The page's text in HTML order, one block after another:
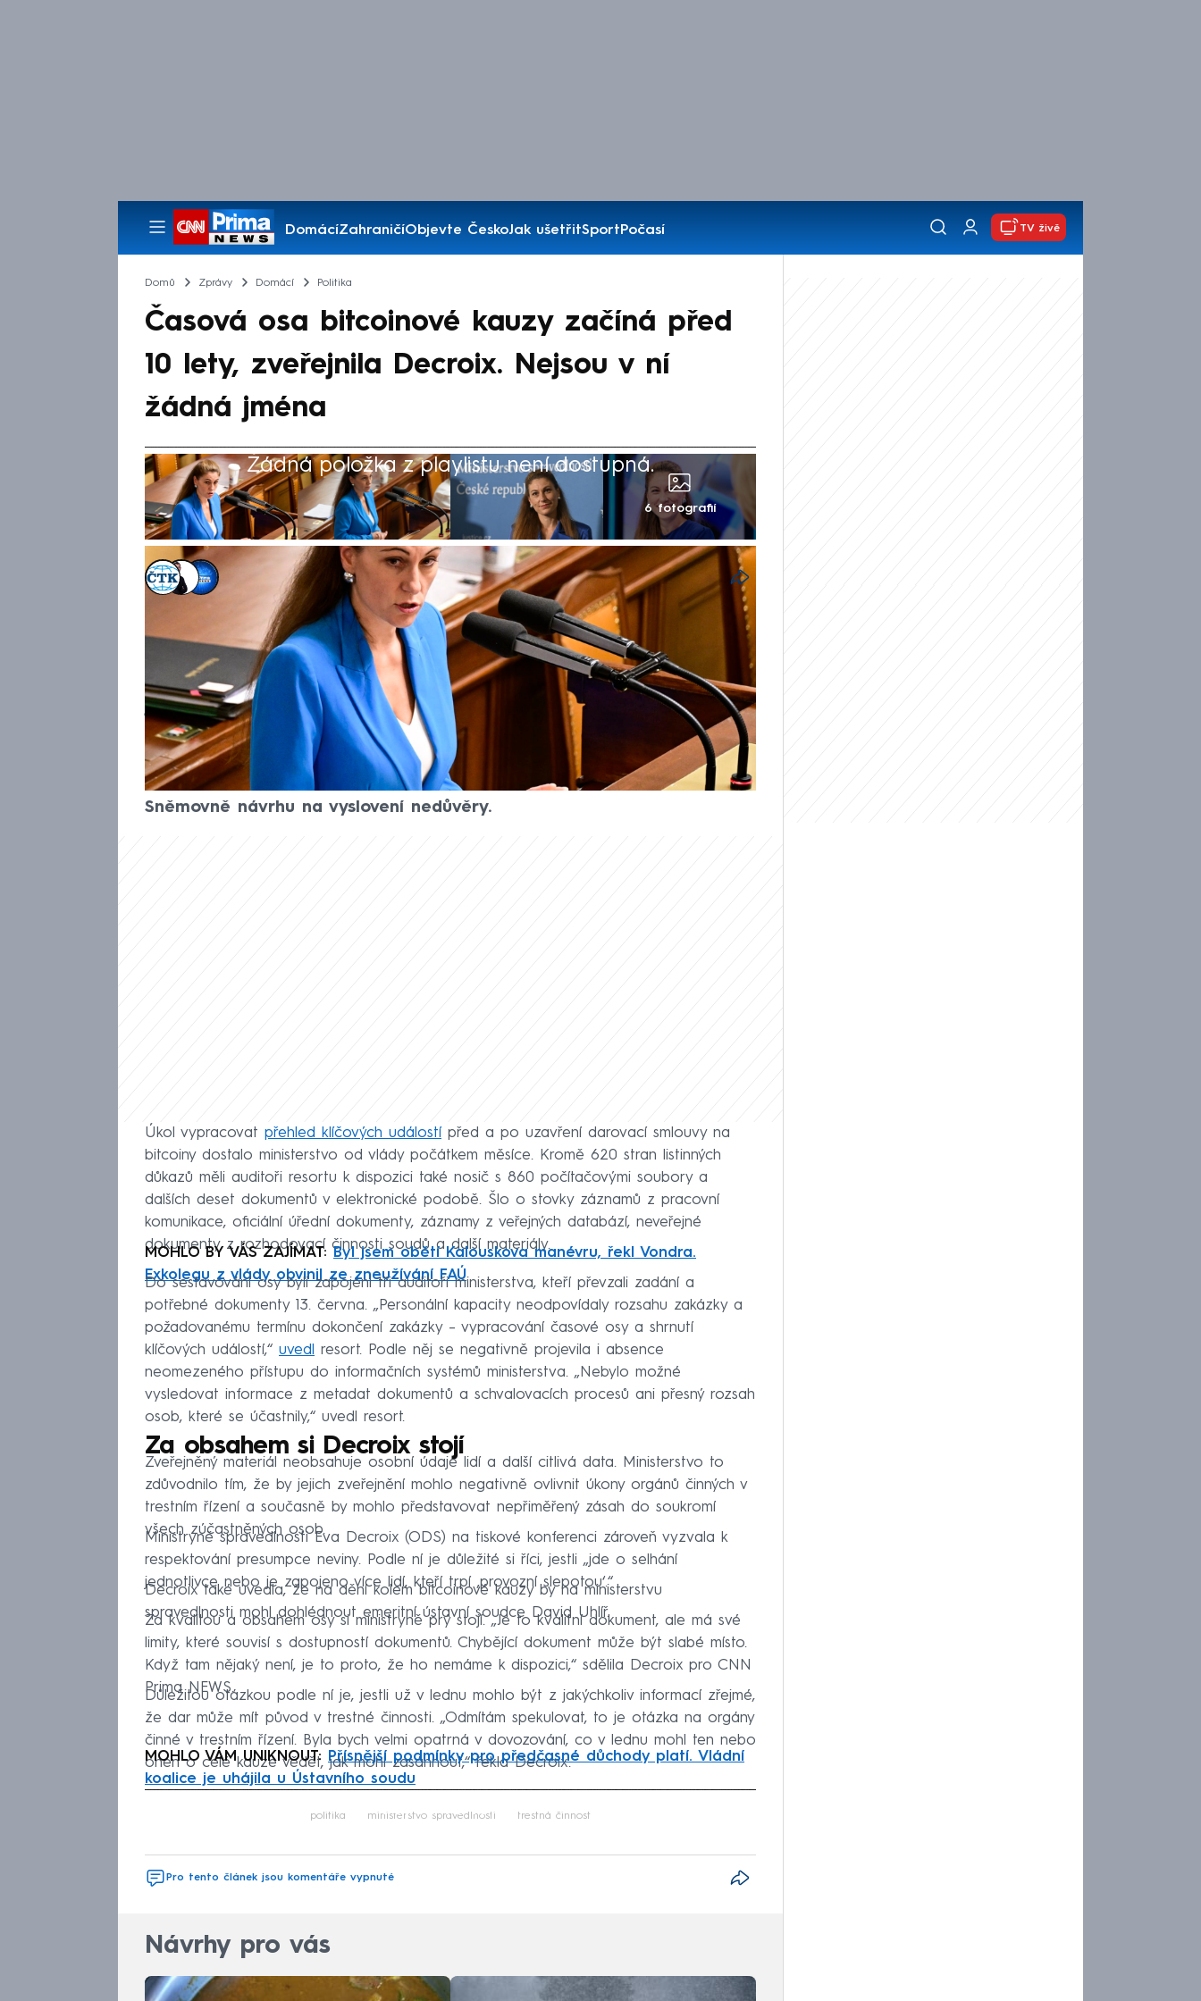
DomácíZahraničíObjevte ČeskoJak ušetřitSportPočasí
Pořady
TV živě
Domů Zprávy Domácí Politika
Časová osa bitcoinové kauzy začíná před
10 lety, zveřejnila Decroix. Nejsou v ní
žádná jména
Žádná položka z playlistu není dostupná.
6 fotografií
ČTK Václav Černý
Michael Cardal
18. čvn 2025, 18:05
Ministerstvo spravedlnosti zveřejnilo časovou osu bitcoinové kauzy,
kterou ve středu ministryně Eva Decroix (ODS) předložila vládě.
Dokument o 27 stránkách začíná dubnem 2015 a neobsahuje konkrétní
jména lidí. Autoři osy z útvaru interního auditu ministerstva vycházeli
při jejím sestavování mimo jiné ze 122 listinných dokumentů a jejich
rozsáhlých příloh. Kvůli miliardovému bitcoinovému daru, který stál
místo ministra spravedlnosti za ODS Pavla Blažka, čelí vláda ve
Sněmovně návrhu na vyslovení nedůvěry.
Úkol vypracovat přehled klíčových událostí před a po uzavření darovací smlouvy na
bitcoiny dostalo ministerstvo od vlády počátkem měsíce. Kromě 620 stran listinných
důkazů měli auditoři resortu k dispozici také nosič s 860 počítačovými soubory a
dalších deset dokumentů v elektronické podobě. Šlo o stovky záznamů z pracovní
komunikace, oficiální úřední dokumenty, záznamy z veřejných databází, neveřejné
dokumenty z rozhodovací činnosti soudů a další materiály.
MOHLO BY VÁS ZAJÍMAT:Byl jsem obětí Kalouskova manévru, řekl Vondra.
Exkolegu z vlády obvinil ze zneužívání FAÚ
Do sestavování osy byli zapojeni tři auditoři ministerstva, kteří převzali zadání a
potřebné dokumenty 13. června. „Personální kapacity neodpovídaly rozsahu zakázky a
požadovanému termínu dokončení zakázky – vypracování časové osy a shrnutí
klíčových událostí,“ uvedl resort. Podle něj se negativně projevila i absence
neomezeného přístupu do informačních systémů ministerstva. „Nebylo možné
vysledovat informace z metadat dokumentů a schvalovacích procesů ani přesný rozsah
osob, které se účastnily,“ uvedl resort.
Za obsahem si Decroix stojí
Zveřejněný materiál neobsahuje osobní údaje lidí a další citlivá data. Ministerstvo to
zdůvodnilo tím, že by jejich zveřejnění mohlo negativně ovlivnit úkony orgánů činných v
trestním řízení a současně by mohlo představovat nepřiměřený zásah do soukromí
všech zúčastněných osob.
Ministryně spravedlnosti Eva Decroix (ODS) na tiskové konferenci zároveň vyzvala k
respektování presumpce neviny. Podle ní je důležité si říci, jestli „jde o selhání
jednotlivce nebo je zapojeno více lidí, kteří trpí ‚provozní slepotou‘.“
Decroix také uvedla, že na dění kolem bitcoinové kauzy by na ministerstvu
spravedlnosti mohl dohlédnout emeritní ústavní soudce David Uhlíř.
Za kvalitou a obsahem osy si ministryně prý stojí. „Je to kvalitní dokument, ale má své
limity, které souvisí s dostupností dokumentů. Chybějící dokument může být slabé místo.
Když tam nějaký není, je to proto, že ho nemáme k dispozici,“ sdělila Decroix pro CNN
Prima NEWS.
Důležitou otázkou podle ní je, jestli už v lednu mohlo být z jakýchkoliv informací zřejmé,
že dar může mít původ v trestné činnosti. „Odmítám spekulovat, to je otázka na orgány
činné v trestním řízení. Byla bych velmi opatrná v dovozování, co v lednu mohl ten nebo
onen o celé kauze vědět, jak mohl zasáhnout,“ řekla Decroix.
MOHLO VÁM UNIKNOUT: Přísnější podmínky pro předčasné důchody platí. Vládní
koalice je uhájila u Ústavního soudu
Failed to fetch
politika ministerstvo spravedlnosti trestná činnost
Pro tento článek jsou komentáře vypnuté
Návrhy pro vás